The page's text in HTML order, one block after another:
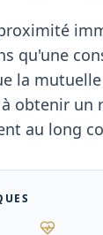
qu'une
la
obtenir un
au long